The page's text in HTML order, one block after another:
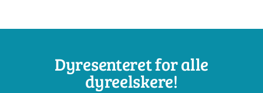
Dyresenteret for alle
dyreelskere!